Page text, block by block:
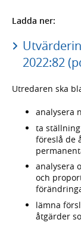
Ladda ner:
2022:82
Utredaren ska
analysera
ta
föreslå de
analysera
och
lämna
åtgärder